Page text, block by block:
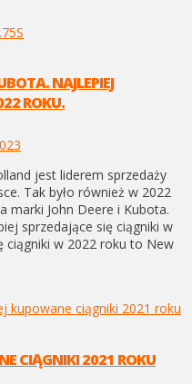
NAJLEPIEJ
ROKU.
jest liderem sprzedaży
Tak było również w 2022
marki John Deere i Kubota.
sprzedające się ciągniki w
ciągniki w 2022 roku to New
CIĄGNIKI 2021 ROKU